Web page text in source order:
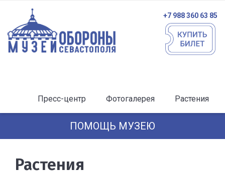
+7 988 360 63 85
Пресс-центр Фотогалерея Растения
ПОМОЩЬ МУЗЕЮ
Растения